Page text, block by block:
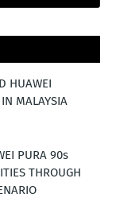
HUAWEI
MALAYSIA
PURA 90s
THROUGH